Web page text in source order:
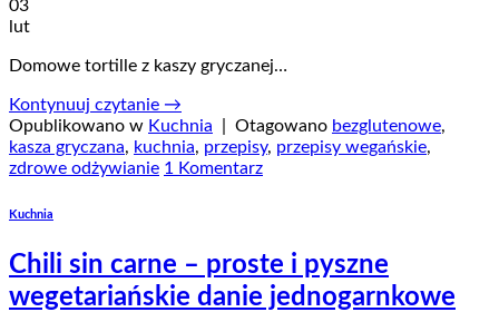
03
lut
Domowe tortille z kaszy gryczanej…
Kontynuuj czytanie →
Opublikowano w Kuchnia Otagowano bezglutenowe,
kasza gryczana, kuchnia, przepisy, przepisy wegańskie,
zdrowe odżywianie 1 Komentarz
Kuchnia
Chili sin carne – proste i pyszne
wegetariańskie danie jednogarnkowe